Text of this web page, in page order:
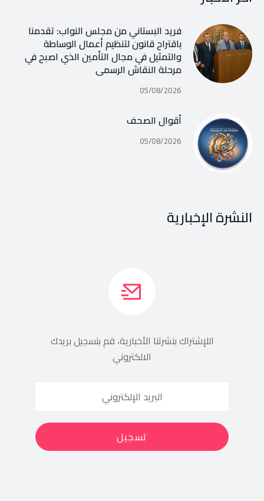
فريد البستاني من مجلس النواب: تقدمنا
باقتراح قانون لتنظيم أعمال الوساطة
والتمثيل في مجال التأمين الذي اصبح في
مرحلة النقاش الرسمي
05/08/2026
أقوال الصحف
05/08/2026
النشرة الإخبارية
اللإشتراك بنشرتنا الأخبارية، قم بتسجيل بريدك
الالكتروني